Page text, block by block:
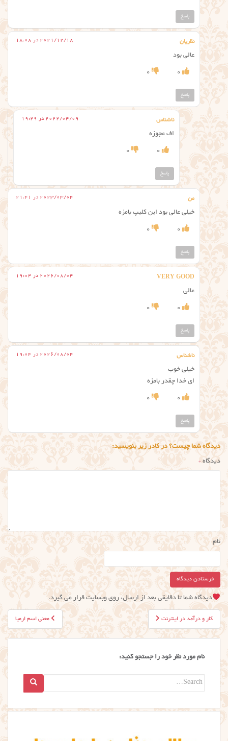
پاسخ
نظریان 2021/12/18 در 18:08
عالی بود
0
0
پاسخ
ناشناس 2022/04/09 در 19:29
اف عجوزه
0
0
پاسخ
من 2023/03/04 در 21:41
خیلی عالی بود این کلیپ بامزه
0
0
پاسخ
VERY GOOD 2026/08/04 در 19:04
عالی
0
0
پاسخ
ناشناس 2026/08/04 در 19:04
خیلی خوب
ای خدا چقدر بامزه
0
0
پاسخ
دیدگاه شما چیست؟ در کادر زیر بنویسید:
دیدگاه*
نام
دیدگاه شما تا دقایقی بعد از ارسال، روی وبسایت قرار می گیرد.
راهبری
نوشته
معنی اسم ارمیا کار و درآمد در اینترنت
نام مورد نظر خود را جستجو کنید:
Search